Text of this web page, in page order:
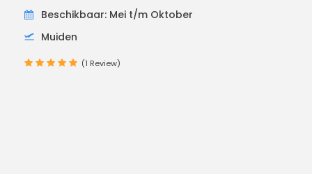
Beschikbaar: Mei t/m Oktober
Muiden
(1 Review)